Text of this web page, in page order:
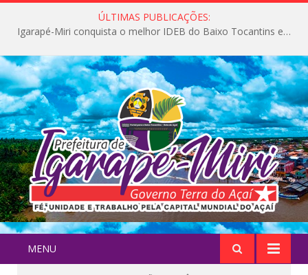
ÚLTIMAS PUBLICAÇÕES:
Igarapé-Miri conquista o melhor IDEB do Baixo Tocantins e avança na qualidade da educação pública
MENU